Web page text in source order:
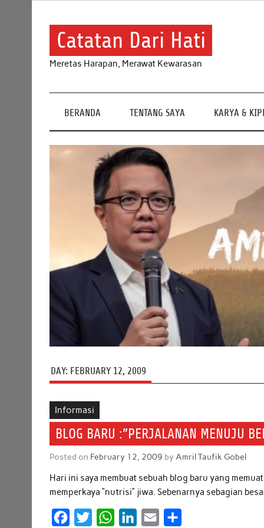
Catatan Dari Hati
Meretas Harapan, Merawat Kewarasan
BERANDA TENTANG SAYA KARYA &
DAY: FEBRUARY 12, 2009
Informasi
BLOG BARU :”PERJALANAN MENUJU
Posted on February 12, 2009 by Amril Taufik Gobel
Hari ini saya membuat sebuah blog baru yang
memperkaya “nutrisi” jiwa. Sebenarnya sebagian
W